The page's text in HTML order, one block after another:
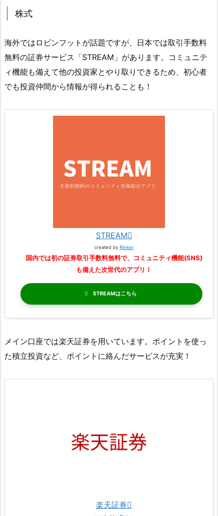
株式
海外ではロビンフットが話題ですが、日本では取引手数料
無料の証券サービス「STREAM」があります。コミュニテ
ィ機能も備えて他の投資家とやり取りできるため、初心者
でも投資仲間から情報が得られることも！
STREAM
created by Rinker
国内では初の証券取引手数料無料で、コミュニティ機能(SNS)
も備えた次世代のアプリ！
STREAM
メイン口座では楽天証券を用いています。ポイントを使っ
た積立投資など、ポイントに絡んだサービスが充実！
楽天証券